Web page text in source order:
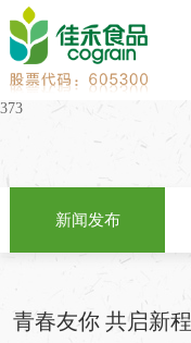
373
新闻发布
青春友你 共启新